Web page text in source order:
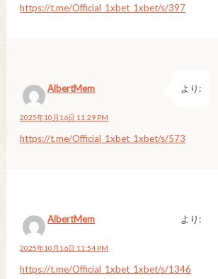
https://t.me/Official_1xbet_1xbet/s/397
AlbertMem より:
2025年10月16日 11:29 PM
https://t.me/Official_1xbet_1xbet/s/573
AlbertMem より:
2025年10月16日 11:54 PM
https://t.me/Official_1xbet_1xbet/s/1346